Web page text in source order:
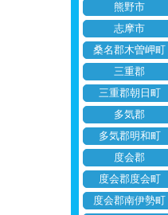
熊野市
志摩市
桑名郡木曽岬町
三重郡
三重郡朝日町
多気郡
多気郡明和町
度会郡
度会郡度会町
度会郡南伊勢町